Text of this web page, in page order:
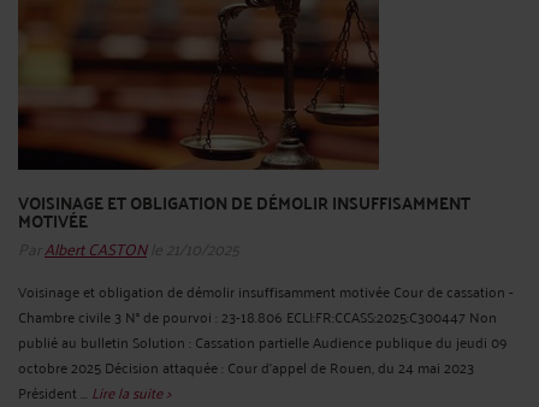
VOISINAGE ET OBLIGATION DE DÉMOLIR INSUFFISAMMENT
MOTIVÉE
ParAlbert CASTONle 21/10/2025
Voisinage et obligation de démolir insuffisamment motivée Cour de cassation -
Chambre civile 3 N° de pourvoi : 23-18.806 ECLI:FR:CCASS:2025:C300447 Non
publié au bulletin Solution : Cassation partielle Audience publique du jeudi 09
octobre 2025 Décision attaquée : Cour d'appel de Rouen, du 24 mai 2023
Président ... Lire la suite >